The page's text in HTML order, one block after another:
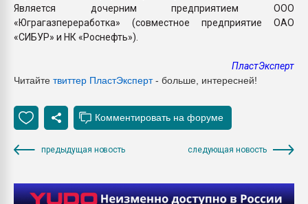
Является дочерним предприятием ООО
«Юграгазпереработка» (совместное предприятие ОАО
«СИБУР» и НК «Роснефть»).
ПластЭксперт
Читайте твиттер ПластЭксперт- больше, интересней!
предыдущая новость следующая новость